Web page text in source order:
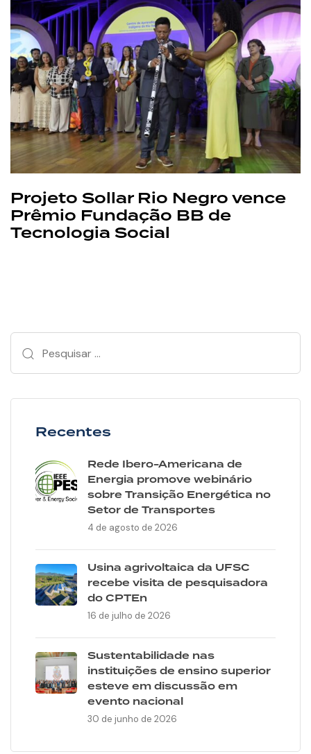
Projeto Sollar Rio Negro vence
Prêmio Fundação BB de
Tecnologia Social
Recentes
Rede Ibero-Americana de
Energia promove webinário
sobre Transição Energética no
Setor de Transportes
4 de agosto de 2026
Usina agrivoltaica da UFSC
recebe visita de pesquisadora
do CPTEn
16 de julho de 2026
Sustentabilidade nas
instituições de ensino superior
esteve em discussão em
evento nacional
30 de junho de 2026